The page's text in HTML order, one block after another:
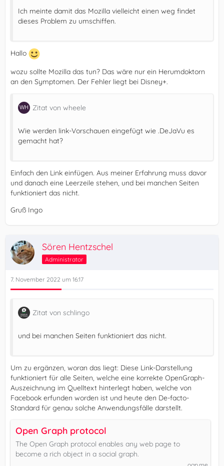
Ich meinte damit das Mozilla vielleicht einen weg findet
dieses Problem zu umschiffen.
Hallo
wozu sollte Mozilla das tun? Das wäre nur ein Herumdoktorn
an den Symptomen. Der Fehler liegt bei Disney+.
Zitat von wheele
Wie werden link-Vorschauen eingefügt wie .DeJaVu es
gemacht hat?
Einfach den Link einfügen. Aus meiner Erfahrung muss davor
und danach eine Leerzeile stehen, und bei manchen Seiten
funktioniert das nicht.
Gruß Ingo
Sören Hentzschel
Administrator
7. November 2022 um 16:17
Zitat von schlingo
und bei manchen Seiten funktioniert das nicht.
Um zu ergänzen, woran das liegt: Diese Link-Darstellung
funktioniert für alle Seiten, welche eine korrekte OpenGraph-
Auszeichnung im Quelltext hinterlegt haben, welche von
Facebook erfunden worden ist und heute den De-facto-
Standard für genau solche Anwendungsfälle darstellt.
Open Graph protocol
The Open Graph protocol enables any web page to
become a rich object in a social graph.